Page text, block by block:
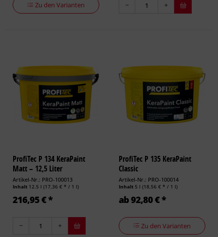
Zu den Varianten
ProfiTec P 134 KeraPaint
Matt – 12,5 Liter
Artikel-Nr.: PRO-100013
Inhalt 12.5 l(17,36 € * / 1 l)
216,95 € *
ProfiTec P 135 KeraPaint
Classic
Artikel-Nr.: PRO-100014
Inhalt 5 l(18,56 € * / 1 l)
ab 92,80 € *
Zu den Varianten